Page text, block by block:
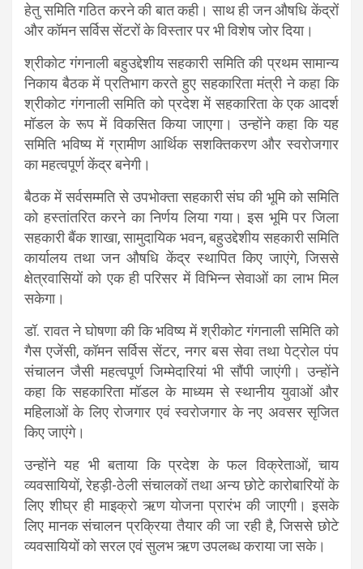
हेतु समिति गठित करने की बात कही। साथ ही जन औषधि केंद्रों
और कॉमन सर्विस सेंटरों के विस्तार पर भी विशेष जोर दिया।
श्रीकोट गंगनाली बहुउद्देशीय सहकारी समिति की प्रथम सामान्य
निकाय बैठक में प्रतिभाग करते हुए सहकारिता मंत्री ने कहा कि
श्रीकोट गंगनाली समिति को प्रदेश में सहकारिता के एक आदर्श
मॉडल के रूप में विकसित किया जाएगा। उन्होंने कहा कि यह
समिति भविष्य में ग्रामीण आर्थिक सशक्तिकरण और स्वरोजगार
का महत्वपूर्ण केंद्र बनेगी।
बैठक में सर्वसम्मति से उपभोक्ता सहकारी संघ की भूमि को समिति
को हस्तांतरित करने का निर्णय लिया गया। इस भूमि पर जिला
सहकारी बैंक शाखा, सामुदायिक भवन, बहुउद्देशीय सहकारी समिति
कार्यालय तथा जन औषधि केंद्र स्थापित किए जाएंगे, जिससे
क्षेत्रवासियों को एक ही परिसर में विभिन्न सेवाओं का लाभ मिल
सकेगा।
डॉ. रावत ने घोषणा की कि भविष्य में श्रीकोट गंगनाली समिति को
गैस एजेंसी, कॉमन सर्विस सेंटर, नगर बस सेवा तथा पेट्रोल पंप
संचालन जैसी महत्वपूर्ण जिम्मेदारियां भी सौंपी जाएंगी। उन्होंने
कहा कि सहकारिता मॉडल के माध्यम से स्थानीय युवाओं और
महिलाओं के लिए रोजगार एवं स्वरोजगार के नए अवसर सृजित
किए जाएंगे।
उन्होंने यह भी बताया कि प्रदेश के फल विक्रेताओं, चाय
व्यवसायियों, रेहड़ी-ठेली संचालकों तथा अन्य छोटे कारोबारियों के
लिए शीघ्र ही माइक्रो ऋण योजना प्रारंभ की जाएगी। इसके
लिए मानक संचालन प्रक्रिया तैयार की जा रही है, जिससे छोटे
व्यवसायियों को सरल एवं सुलभ ऋण उपलब्ध कराया जा सके।